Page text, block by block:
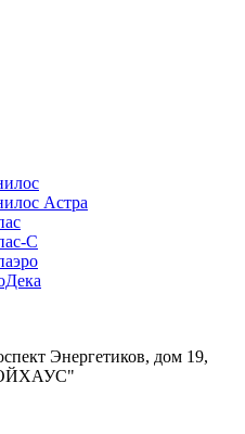
Астра
С
Энергетиков, дом 19,